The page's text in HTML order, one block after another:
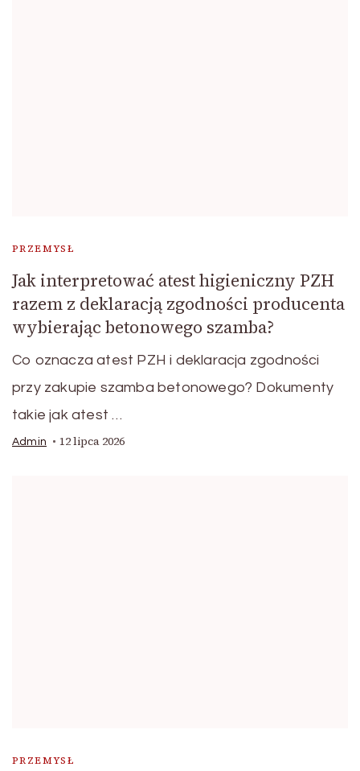
PRZEMYSŁ
Jak interpretować atest higieniczny PZH
razem z deklaracją zgodności producenta
wybierając betonowego szamba?
Co oznacza atest PZH i deklaracja zgodności
przy zakupie szamba betonowego? Dokumenty
takie jak atest …
Admin 12 lipca 2026
PRZEMYSŁ